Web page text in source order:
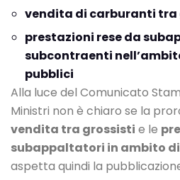
vendita di carburanti tra
prestazioni rese da
subcontraenti
pubblici
Alla luce del Comunicato
Ministri non è chiaro se la
vendita tra grossisti e le
subappaltatori in ambito
aspetta quindi la